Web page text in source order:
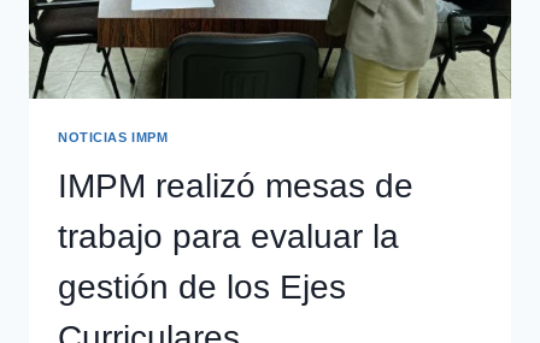
NOTICIAS IMPM
IMPM realizó mesas de
trabajo para evaluar la
gestión de los Ejes